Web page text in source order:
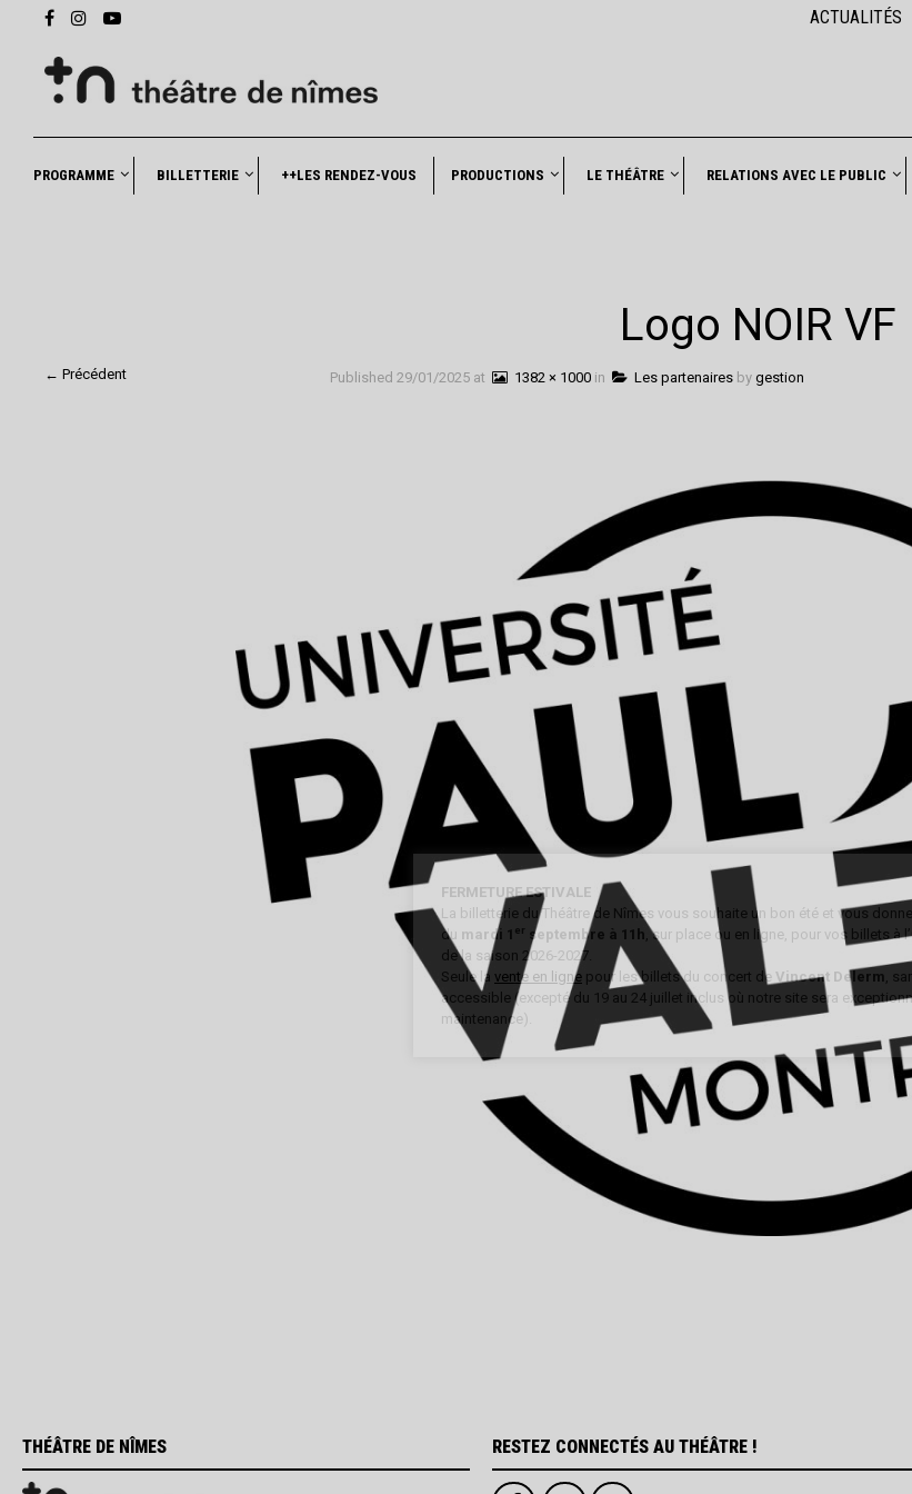
ACTUALITÉS
PROGRAMME BILLETTERIE ++LES RENDEZ-VOUS PRODUCTIONS LE THÉÂTRE RELATIONS AVEC LE PUBLIC
Logo NOIR VF
Published 29/01/2025at 1382 × 1000in Les partenairesby gestion
← Précédent
THÉÂTRE DE NÎMES RESTEZ CONNECTÉS AU THÉÂTRE !
FERMETURE ESTIVALE
La billetterie du Théâtre de Nîmes vous souhaite un bon été et vous
du mardi 1 er septembre à 11h, sur place ou en ligne, pour vos billets à
de la saison 2026-2027.
Seule la vente en ligne pour les billets du concert de Vincent Delerm,
accessible (excepté du 19 au 24 juillet inclus où notre site sera
maintenance).